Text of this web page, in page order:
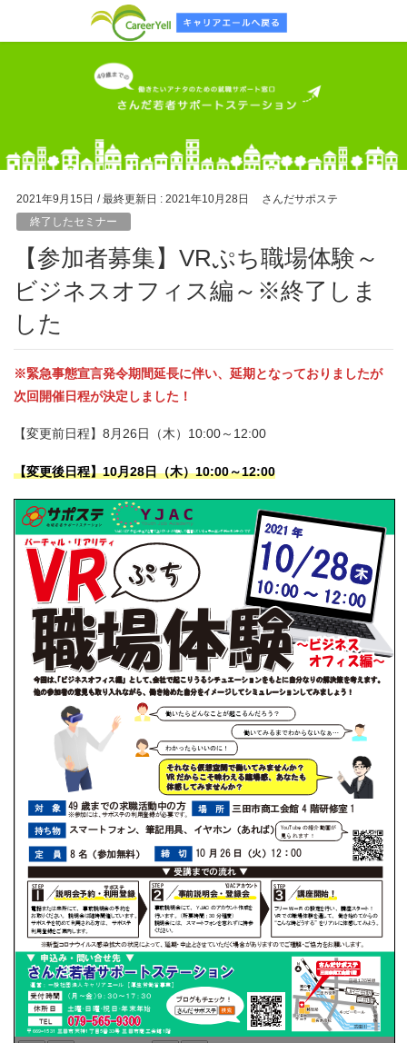
2021年9月15日 / 最終更新日 : 2021年10月28日
さんだサポステ
終了したセミナー
【参加者募集】VRぷち職場体験～
ビジネスオフィス編～※終了しま
した
※緊急事態宣言発令期間延長に伴い、延期となっておりましたが
次回開催日程が決定しました！
【変更前日程】8月26日（木）10:00～12:00
【変更後日程】10月28日（木）10:00～12:00